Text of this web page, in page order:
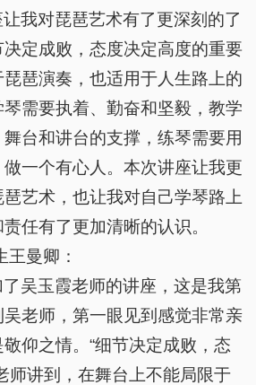
我对琵琶艺术有了更深刻的了
定成败，态度决定高度的重要
琶演奏，也适用于人生路上的
需要执着、勤奋和坚毅，教学
台和讲台的支撑，练琴需要用
一个有心人。本次讲座让我更
艺术，也让我对自己学琴路上
任有了更加清晰的认识。
曼卿：
吴玉霞老师的讲座，这是我第
老师，第一眼见到感觉非常亲
仰之情。“细节决定成败，态
师讲到，在舞台上不能局限于